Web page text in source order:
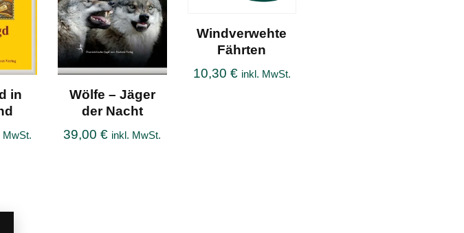
in
MwSt.
Wölfe – Jäger
der Nacht
39,00€ inkl. MwSt.
Windverwehte
Fährten
10,30 € inkl. MwSt.